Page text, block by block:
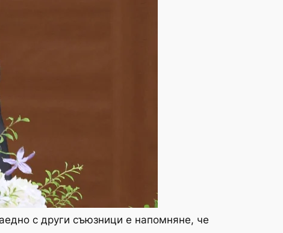
с други съюзници е напомняне, че